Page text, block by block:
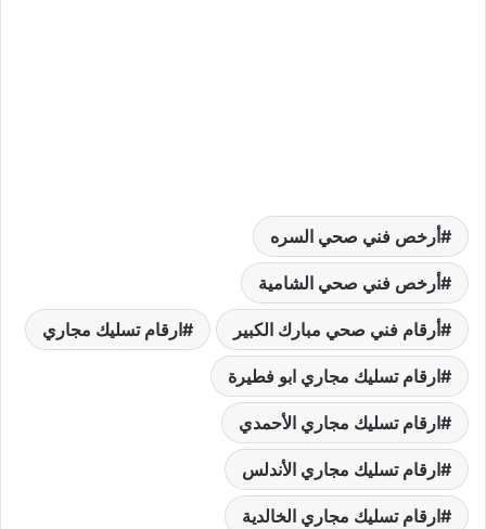
أرخص فني صحي السره
أرخص فني صحي الشامية
أرقام فني صحي مبارك الكبير ارقام تسليك مجاري
ارقام تسليك مجاري ابو فطيرة
ارقام تسليك مجاري الأحمدي
ارقام تسليك مجاري الأندلس
ارقام تسليك مجاري الخالدية